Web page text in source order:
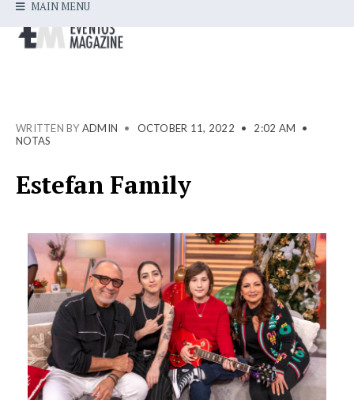
MAIN MENU
WRITTEN BY ADMIN • OCTOBER 11, 2022 • 2:02 AM
•
NOTAS
Estefan Family